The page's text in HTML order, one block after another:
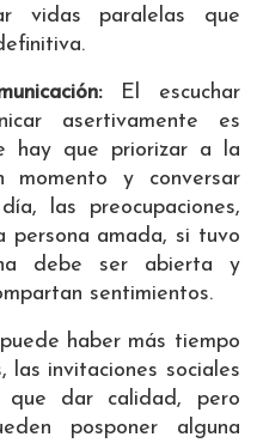
vidas paralelas que
El escuchar
asertivamente es
hay que priorizar a la
momento y conversar
las preocupaciones,
persona amada, si tuvo
debe ser abierta y
sentimientos.
haber más tiempo
las invitaciones sociales
dar calidad, pero
posponer alguna